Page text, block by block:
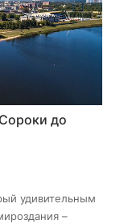
до
удивительным
–